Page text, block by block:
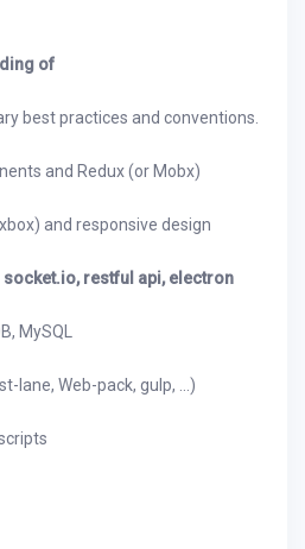
of
best practices and conventions.
and Redux (or Mobx)
and responsive design
restful api, electron
MySQL
lane, Web-pack, gulp, ...)